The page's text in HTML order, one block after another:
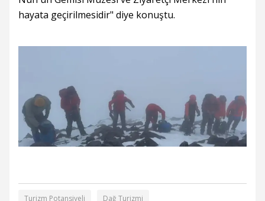
hayata geçirilmesidir" diye konuştu.
Turizm Potansiyeli Dağ Turizmi